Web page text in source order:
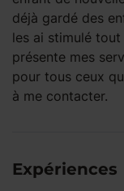
déjà gardé des
les ai stimulé
présente mes
pour tous ceux
à me contacter.
Expériences